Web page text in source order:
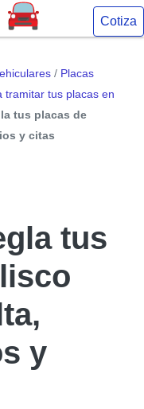
Cotiza
/ Placas
tramitar tus placas en
tus placas de
y citas
tus
y